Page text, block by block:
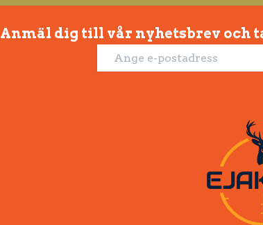
Anmäl dig till vår nyhetsbrev och